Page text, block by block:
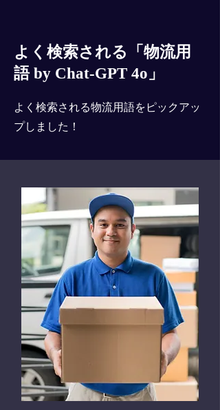
よく検索される「物流用
語 by Chat-GPT 4o」
よく検索される物流用語をピックアッ
プしました！